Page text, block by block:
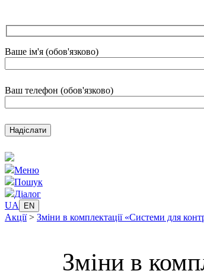
Ваше ім'я (обов'язково)
Ваш телефон (обов'язково)
Меню
Пошук
Діалог
UA
EN
Акції> Зміни в комплектації «Системи для
Зміни в